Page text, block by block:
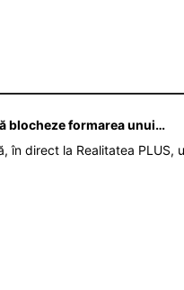
blocheze formarea unui…
în direct la Realitatea PLUS,